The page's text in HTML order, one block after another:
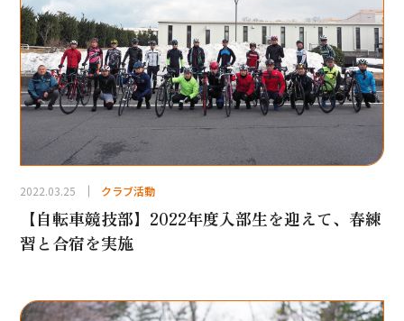
2022.03.25 クラブ活動
【自転車競技部】2022年度入部生を迎えて、春練
習と合宿を実施